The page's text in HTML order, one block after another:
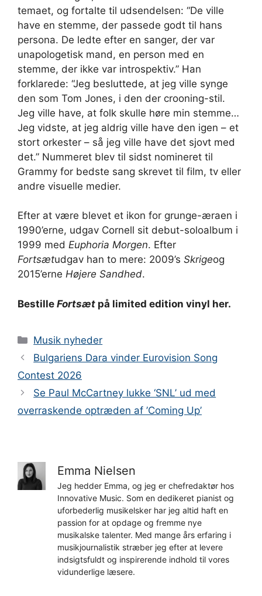
temaet, og fortalte til udsendelsen: “De ville
have en stemme, der passede godt til hans
persona. De ledte efter en sanger, der var
unapologetisk mand, en person med en
stemme, der ikke var introspektiv.” Han
forklarede: “Jeg besluttede, at jeg ville synge
den som Tom Jones, i den der crooning-stil.
Jeg ville have, at folk skulle høre min stemme…
Jeg vidste, at jeg aldrig ville have den igen – et
stort orkester – så jeg ville have det sjovt med
det.” Nummeret blev til sidst nomineret til
Grammy for bedste sang skrevet til film, tv eller
andre visuelle medier.
Efter at være blevet et ikon for grunge-æraen i
1990’erne, udgav Cornell sit debut-soloalbum i
1999 med Euphoria Morgen. Efter
Fortsætudgav han to mere: 2009’s Skrigeog
2015’erne Højere Sandhed.
Bestille Fortsæt på limited edition vinyl her.
Kategorier
Musik nyheder
Bulgariens Dara vinder Eurovision Song
Contest 2026
Se Paul McCartney lukke ‘SNL’ ud med
overraskende optræden af ​​’Coming Up’
Emma Nielsen
Jeg hedder Emma, og jeg er chefredaktør hos
Innovative Music. Som en dedikeret pianist og
uforbederlig musikelsker har jeg altid haft en
passion for at opdage og fremme nye
musikalske talenter. Med mange års erfaring i
musikjournalistik stræber jeg efter at levere
indsigtsfuldt og inspirerende indhold til vores
vidunderlige læsere.